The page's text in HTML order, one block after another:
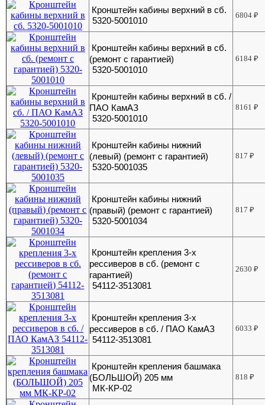
Кронштейн кабины верхний в сб.
5320-5001010
6804₽
Кронштейн кабины верхний в сб.
(ремонт с гарантией)
5320-5001010
6184₽
Кронштейн кабины верхний в сб. /
ПАО КамАЗ
5320-5001010
8161₽
Кронштейн кабины нижний
(левый) (ремонт с гарантией)
5320-5001035
817₽
Кронштейн кабины нижний
(правый) (ремонт с гарантией)
5320-5001034
817₽
Кронштейн крепления 3-х
рессиверов в сб. (ремонт с
гарантией)
54112-3513081
2630₽
Кронштейн крепления 3-х
рессиверов в сб. / ПАО КамАЗ
54112-3513081
6033₽
Кронштейн крепления башмака
(БОЛЬШОЙ) 205 мм
МК-КР-02
818₽